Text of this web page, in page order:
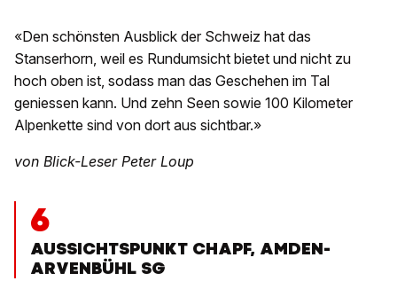
«Den schönsten Ausblick der Schweiz hat das
Stanserhorn, weil es Rundumsicht bietet und nicht zu
hoch oben ist, sodass man das Geschehen im Tal
geniessen kann. Und zehn Seen sowie 100 Kilometer
Alpenkette sind von dort aus sichtbar.»
von Blick-Leser Peter Loup
6
AUSSICHTSPUNKT CHAPF, AMDEN-
ARVENBÜHL SG